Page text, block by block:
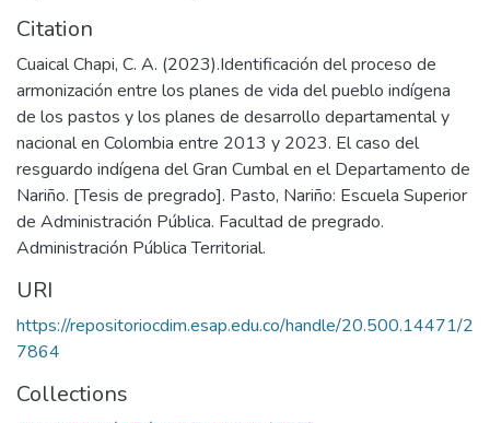
Citation
Cuaical Chapi, C. A. (2023).Identificación del proceso de
armonización entre los planes de vida del pueblo indígena
de los pastos y los planes de desarrollo departamental y
nacional en Colombia entre 2013 y 2023. El caso del
resguardo indígena del Gran Cumbal en el Departamento de
Nariño. [Tesis de pregrado]. Pasto, Nariño: Escuela Superior
de Administración Pública. Facultad de pregrado.
Administración Pública Territorial.
URI
https://repositoriocdim.esap.edu.co/handle/20.500.14471/2
7864
Collections